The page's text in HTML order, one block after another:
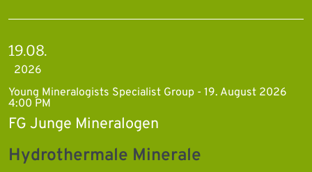
19.08.
2026
Young Mineralogists Specialist Group - 19. August 2026
4:00 PM
FG Junge Mineralogen
Hydrothermale Minerale